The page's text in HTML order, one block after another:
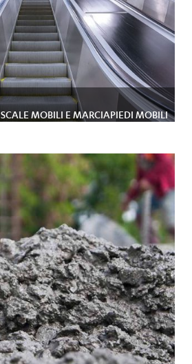
SCALE MOBILI E MARCIAPIEDI MOBILI